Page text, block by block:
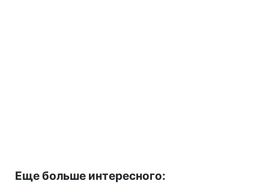
Еще больше интересного: